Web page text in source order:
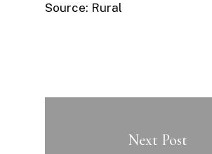
Source: Rural
Next Post